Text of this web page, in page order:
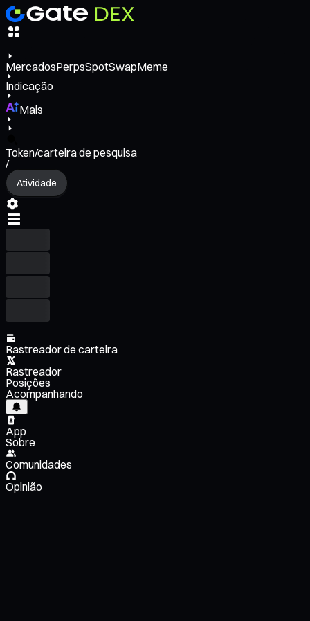
MercadosPerpsSpotSwapMeme
Indicação
Mais
Token/carteira de pesquisa
/
Atividade
Rastreador de carteira
Rastreador
Posições
Acompanhando
App
Sobre
Comunidades
Opinião